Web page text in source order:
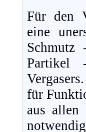
Für den
eine
Partikel
für
aus allen